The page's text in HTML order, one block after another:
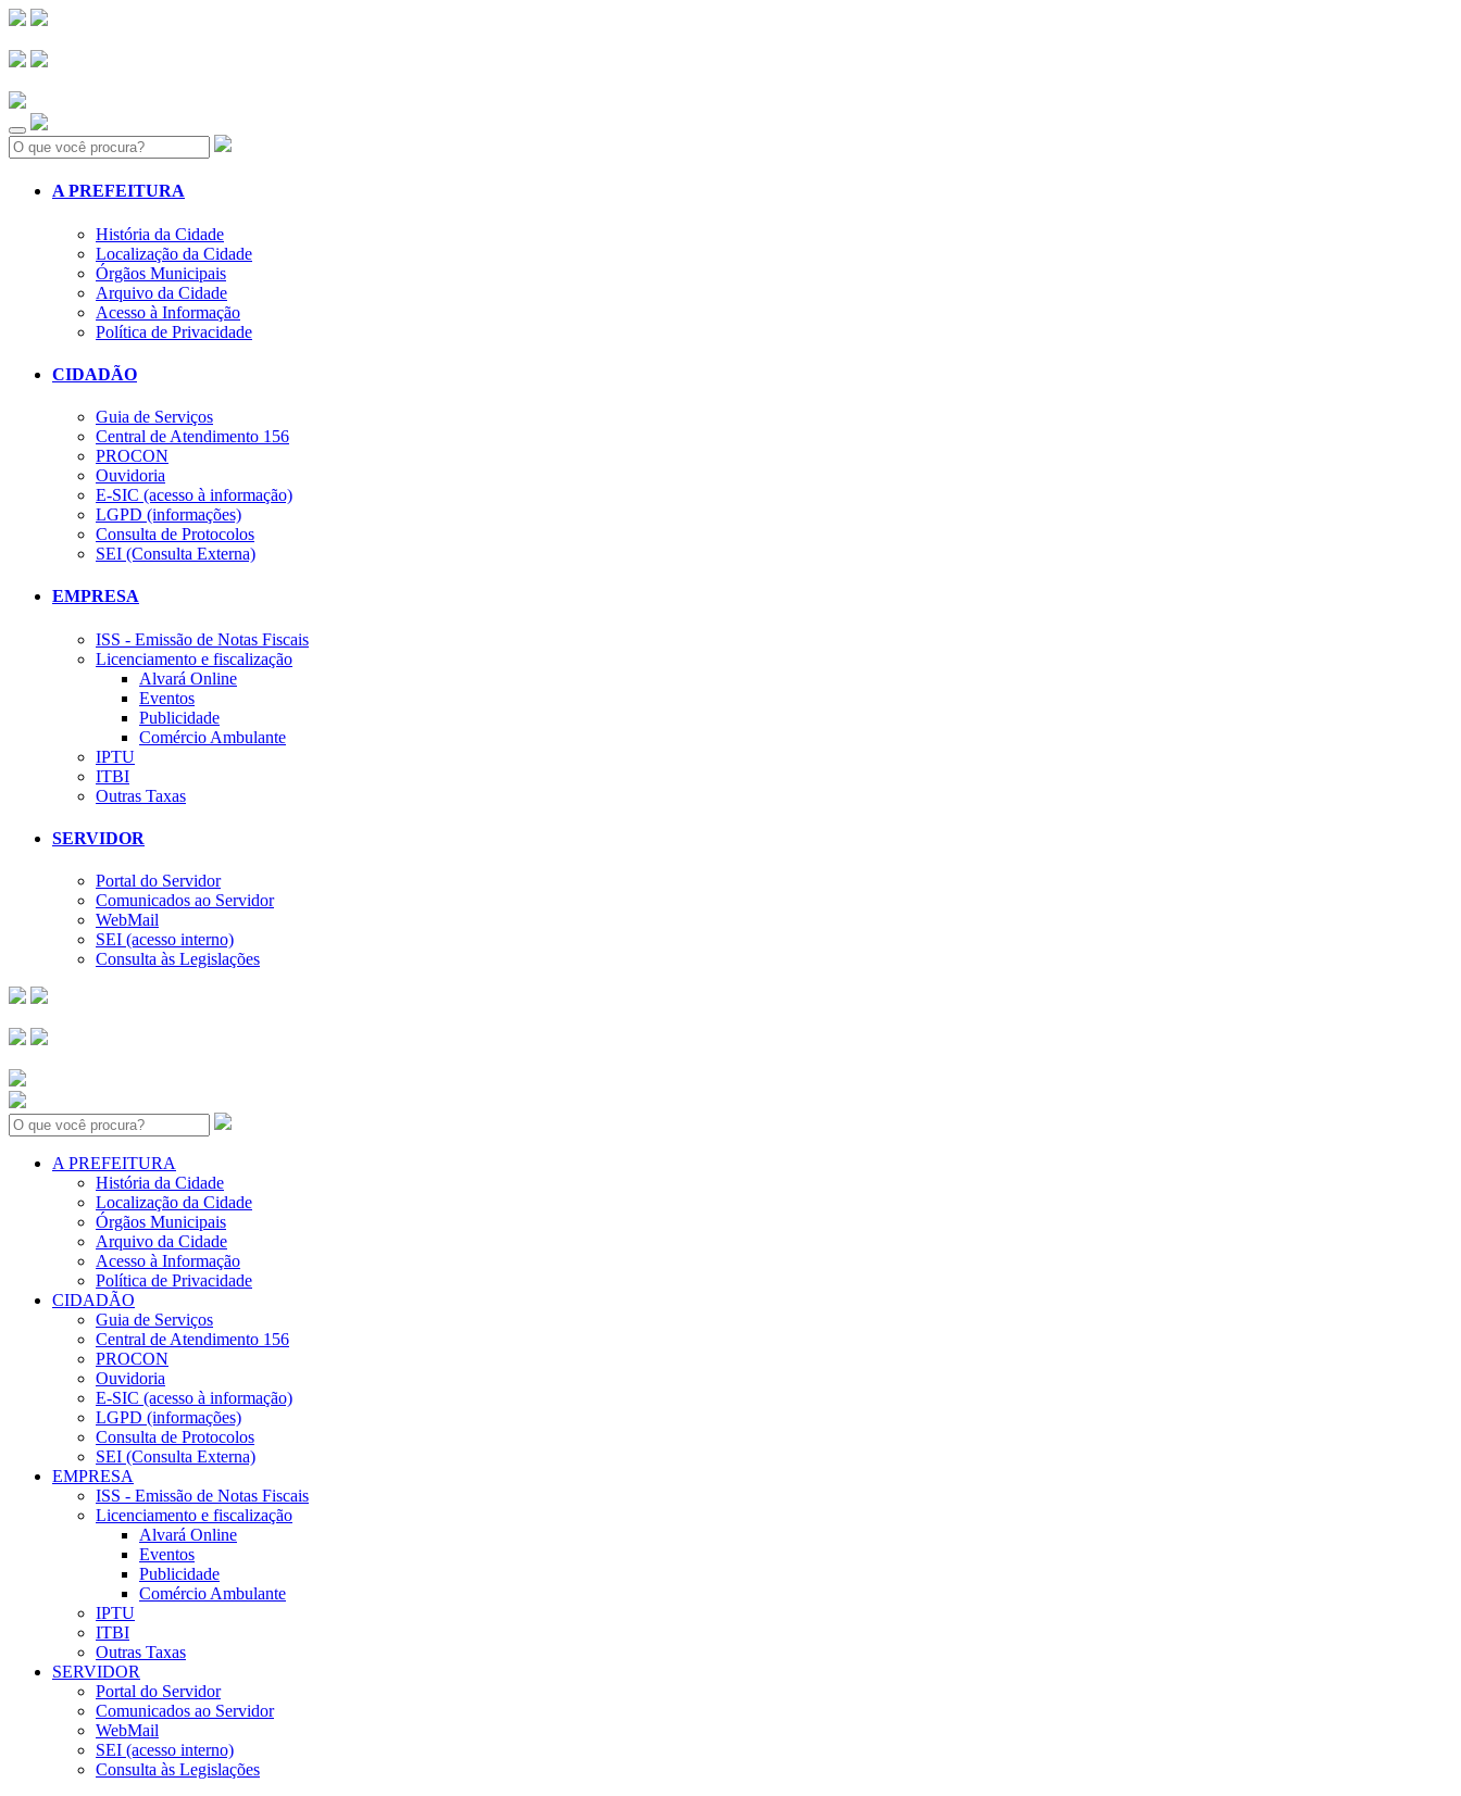
Search:
A PREFEITURA
História da Cidade
Localização da Cidade
Órgãos Municipais
Arquivo da Cidade
Acesso à Informação
Política de Privacidade
CIDADÃO
Guia de Serviços
Central de Atendimento 156
PROCON
Ouvidoria
E-SIC (acesso à informação)
LGPD (informações)
Consulta de Protocolos
SEI (Consulta Externa)
EMPRESA
ISS - Emissão de Notas Fiscais
Licenciamento e fiscalização
Alvará Online
Eventos
Publicidade
Comércio Ambulante
IPTU
ITBI
Outras Taxas
SERVIDOR
Portal do Servidor
Comunicados ao Servidor
WebMail
SEI (acesso interno)
Consulta às Legislações
Search:
A PREFEITURA
História da Cidade
Localização da Cidade
Órgãos Municipais
Arquivo da Cidade
Acesso à Informação
Política de Privacidade
CIDADÃO
Guia de Serviços
Central de Atendimento 156
PROCON
Ouvidoria
E-SIC (acesso à informação)
LGPD (informações)
Consulta de Protocolos
SEI (Consulta Externa)
EMPRESA
ISS - Emissão de Notas Fiscais
Licenciamento e fiscalização
Alvará Online
Eventos
Publicidade
Comércio Ambulante
IPTU
ITBI
Outras Taxas
SERVIDOR
Portal do Servidor
Comunicados ao Servidor
WebMail
SEI (acesso interno)
Consulta às Legislações